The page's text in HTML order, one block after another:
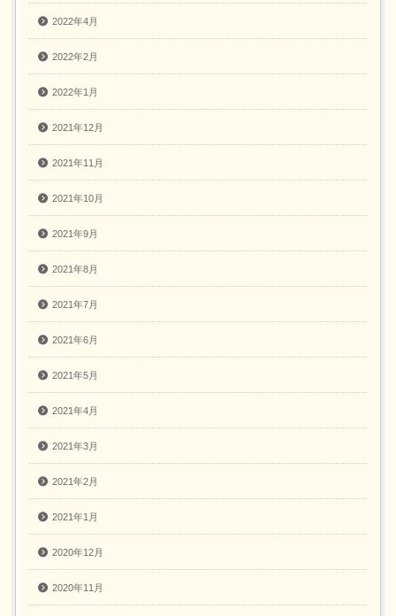
2022年4月
2022年2月
2022年1月
2021年12月
2021年11月
2021年10月
2021年9月
2021年8月
2021年7月
2021年6月
2021年5月
2021年4月
2021年3月
2021年2月
2021年1月
2020年12月
2020年11月